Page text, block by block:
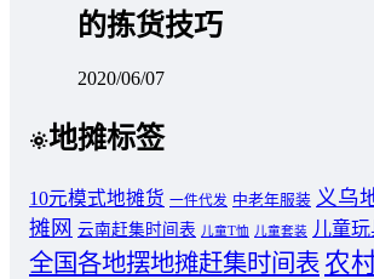
的拣货技巧
2020/06/07
地摊标签
10元模式地摊货 一件代发 中老年服装 义乌
摊网 云南赶集时间表 儿童T恤 儿童套装 儿童
全国各地摆地摊赶集时间表 农